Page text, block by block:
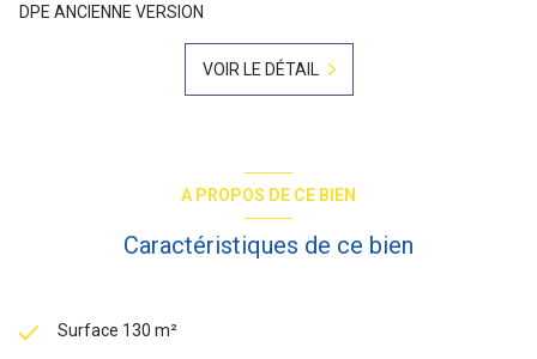
DPE ANCIENNE VERSION
VOIR LE DÉTAIL
A PROPOS DE CE BIEN
Caractéristiques de ce bien
Surface 130 m²